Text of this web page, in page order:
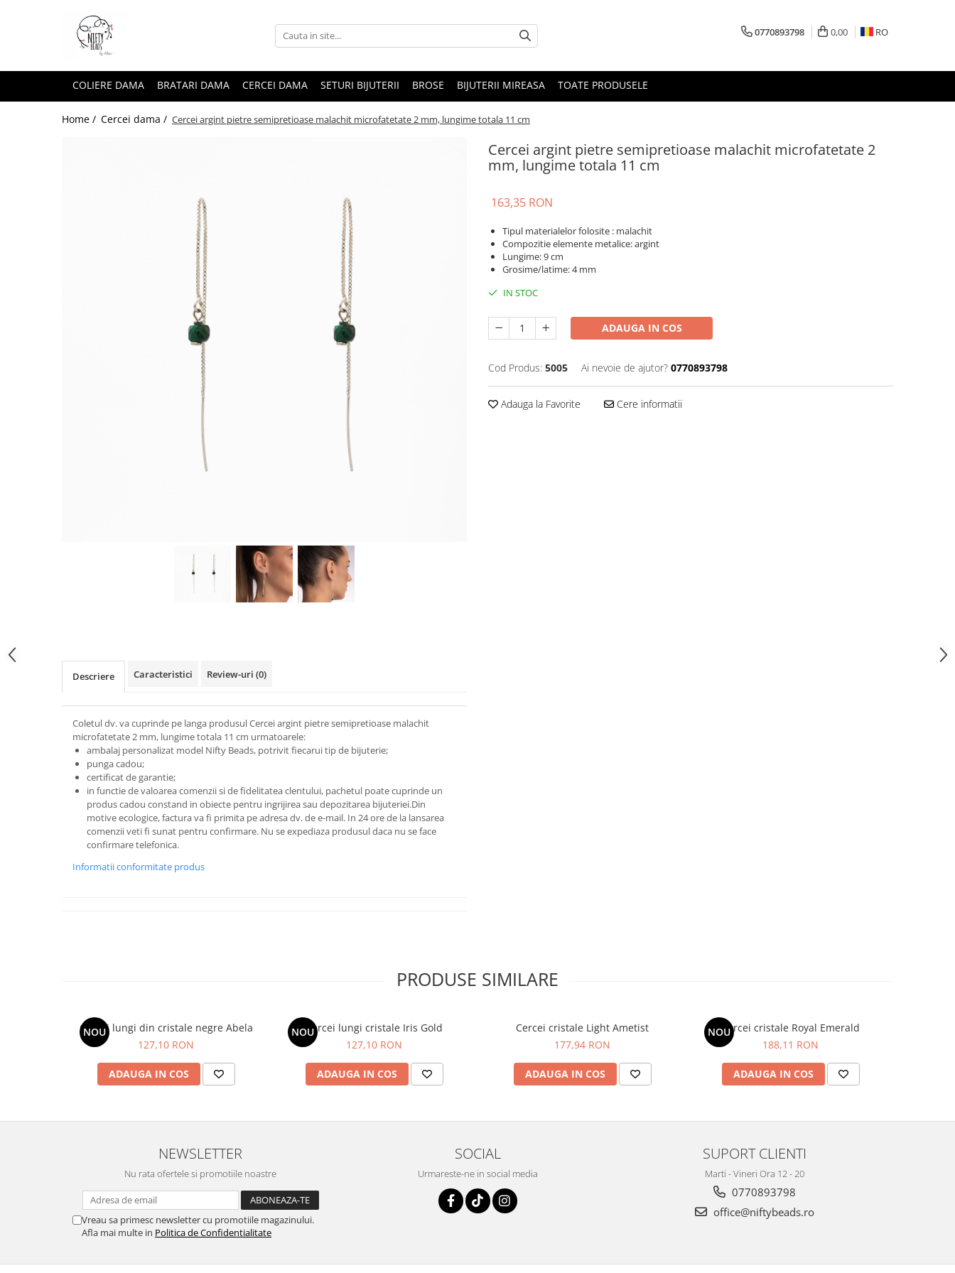
0770893798 0,00 RO
COLIERE DAMA BRATARI DAMA CERCEI DAMA SETURI BIJUTERII BROSE BIJUTERII MIREASA TOATE PRODUSELE
Home / Cercei dama / Cercei argint pietre semipretioase malachit microfatetate 2 mm, lungime totala 11 cm
Cercei argint pietre semipretioase malachit microfatetate 2
mm, lungime totala 11 cm
163,35 RON
Tipul materialelor folosite : malachit
Compozitie elemente metalice: argint
Lungime: 9 cm
Grosime/latime: 4 mm
IN STOC
ADAUGA IN COS
Cod Produs: 5005 Ai nevoie de ajutor? 0770893798
Adauga la Favorite Cere informatii
Descriere Caracteristici Review-uri (0)
Coletul dv. va cuprinde pe langa produsul Cercei argint pietre semipretioase malachit
microfatetate 2 mm, lungime totala 11 cm urmatoarele:
ambalaj personalizat model Nifty Beads, potrivit fiecarui tip de bijuterie;
punga cadou;
certificat de garantie;
in functie de valoarea comenzii si de fidelitatea clentului, pachetul poate cuprinde un
produs cadou constand in obiecte pentru ingrijirea sau depozitarea bijuteriei.Din
motive ecologice, factura va fi primita pe adresa dv. de e-mail. In 24 ore de la lansarea
comenzii veti fi sunat pentru confirmare. Nu se expediaza produsul daca nu se face
confirmare telefonica.
Informatii conformitate produs
PRODUSE SIMILARE
NOU
Cercei lungi din cristale negre Abela
127,10 RON
ADAUGA IN COS
NOUCercei lungi cristale Iris Gold
127,10 RON
ADAUGA IN COS
Cercei cristale Light Ametist
177,94 RON
ADAUGA IN COS
NOU
Cercei cristale Royal Emerald
188,11 RON
ADAUGA IN COS
NEWSLETTER
Nu rata ofertele si promotiile noastre
Vreau sa primesc newsletter cu promotiile magazinului.
Afla mai multe in Politica de Confidentialitate
SOCIAL
Urmareste-ne in social media
SUPORT CLIENTI
Marti - Vineri Ora 12 - 20
0770893798
office@niftybeads.ro